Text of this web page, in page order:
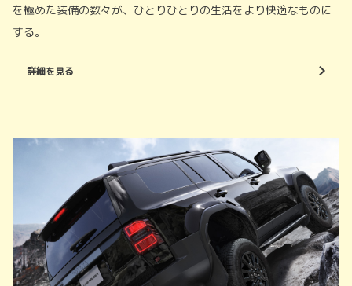
を極めた装備の数々が、ひとりひとりの生活をより快適なものに
する。
詳細を見る